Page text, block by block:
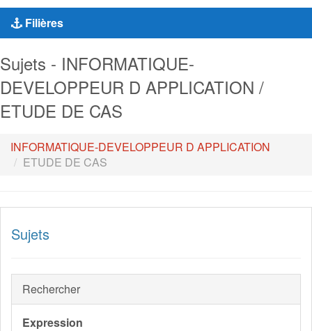
Filières
Sujets - INFORMATIQUE-
DEVELOPPEUR D APPLICATION /
ETUDE DE CAS
INFORMATIQUE-DEVELOPPEUR D APPLICATION
ETUDE DE CAS
Sujets
Rechercher
Expression